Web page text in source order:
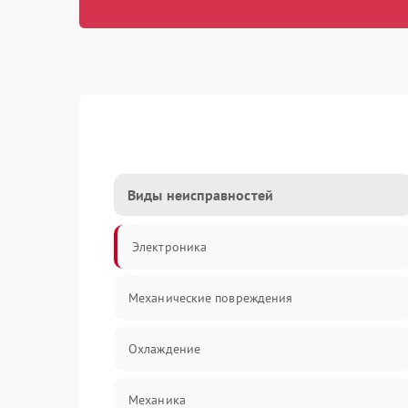
Виды неисправностей
Электроника
Механические повреждения
Охлаждение
Механика